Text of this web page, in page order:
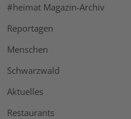
#heimat Magazin-Archiv
Reportagen
Menschen
Schwarzwald
Aktuelles
Restaurants